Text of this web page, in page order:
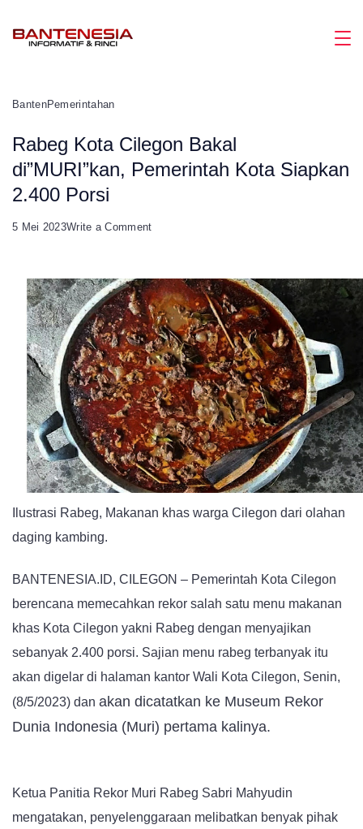
BantenPemerintahan
Rabeg Kota Cilegon Bakal
di”MURI”kan, Pemerintah Kota Siapkan
2.400 Porsi
5 Mei 2023Write a Commenton
Cilegon
Bakal
di”MURI”kan,
Pemerintah
Kota
Siapkan
2.400
Porsi
Ilustrasi Rabeg, Makanan khas warga Cilegon dari olahan
daging kambing.
BANTENESIA.ID, CILEGON – Pemerintah Kota Cilegon
berencana memecahkan rekor salah satu menu makanan
khas Kota Cilegon yakni Rabeg dengan menyajikan
sebanyak 2.400 porsi. Sajian menu rabeg terbanyak itu
akan digelar di halaman kantor Wali Kota Cilegon, Senin,
(8/5/2023) dan akan dicatatkan ke Museum Rekor
Dunia Indonesia (Muri) pertama kalinya.
Ketua Panitia Rekor Muri Rabeg Sabri Mahyudin
mengatakan, penyelenggaraan melibatkan benyak pihak